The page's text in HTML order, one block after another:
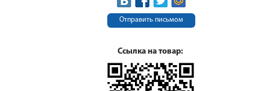
Отправить письмом
Ссылка на товар: